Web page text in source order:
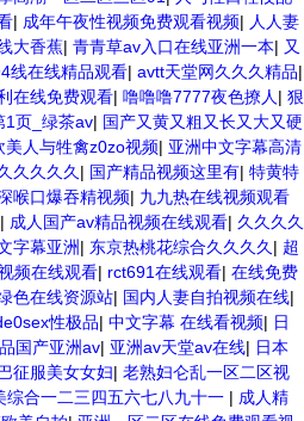
| 成年午夜性视频免费观看视频| 人人妻
大香蕉| 青青草av入口在线亚洲一本| 又
线在线精品观看| avtt天堂网久久久精品|
在线免费观看| 噜噜噜7777夜色撩人 | 狠
1页_绿茶av| 国产又黄又粗又长又大又硬
美人与牲禽z0zo视频| 亚洲中文字幕高清
久久久久 | 国产精品视频这里有| 特黄特
喉口爆吞精视频| 九九热在线视频观看
| 成人国产av精品视频在线观看| 久久久久
字幕亚洲| 东京热桃花综合久久久久 | 超
频在线观看| rct691在线观看| 在线免费
色在线资源站| 国内人妻自拍视频在线|
性极品| 中文字幕 在线看视频| 日
国产亚洲av| 亚洲av天堂av在线| 日本
征服美女女妇| 老熟妇仑乱一区二区视
综合一二三四五六七八九十一 | 成人精